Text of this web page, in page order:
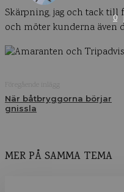
0
Skärpning, jag och tack till
och möter kunderna även
När båtbryggorna börjar
gnissla
MER PÅ SAMMA TEMA